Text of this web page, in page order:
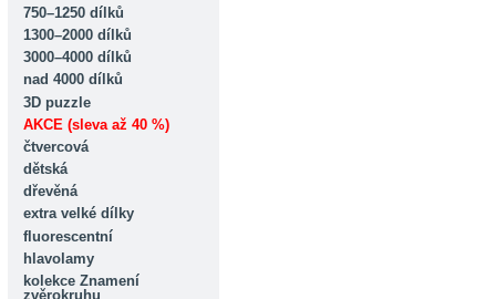
750–1250 dílků
1300–2000 dílků
3000–4000 dílků
nad 4000 dílků
3D puzzle
AKCE (sleva až 40 %)
čtvercová
dětská
dřevěná
extra velké dílky
fluorescentní
hlavolamy
kolekce Znamení
zvěrokruhu